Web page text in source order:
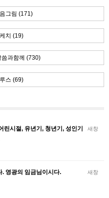
그림 (171)
치 (19)
과함께 (730)
스 (69)
새창
린시절, 유년기, 청년기, 성인기
새창
. 영광의 임금님이시다.